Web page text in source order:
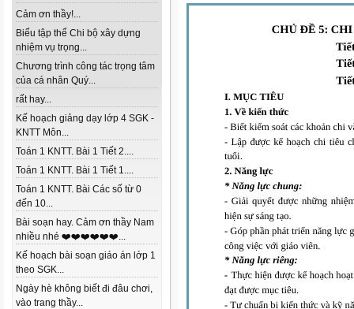
Cảm ơn thầy!...
Biểu tập thể Chi bộ xây dựng
nhiệm vụ trọng...
Chương trình công tác trọng tâm
của cá nhân Quý...
rất hay...
Kế hoạch giảng dạy lớp 4 SGK -
KNTT Môn...
Toán 1 KNTT. Bài 1 Tiết 2....
Toán 1 KNTT. Bài 1 Tiết 1....
Toán 1 KNTT. Bài Các số từ 0
đến 10...
Bài soạn hay. Cảm ơn thầy Nam
nhiều nhé ❤️❤️❤️❤️❤️❤️...
Kế hoạch bài soạn giáo án lớp 1
theo SGK...
Ngày hè không biết đi đâu chơi,
vào trang thầy...